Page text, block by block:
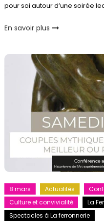
pour soi autour d’une soirée
En savoir plus
8 mars Actualités
Culture et convivialité
La
Spectacles à La ferronnerie